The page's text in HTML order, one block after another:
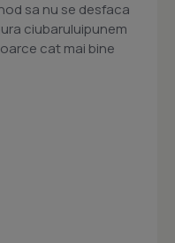
sa nu se desfaca
ciubaruluipunem
cat mai bine